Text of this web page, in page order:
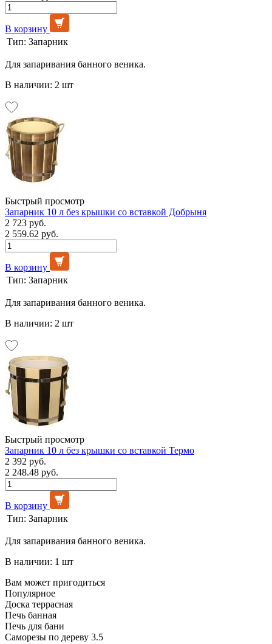
В корзину
Тип: Запарник
Для запаривания банного веника.
В наличии: 2 шт
Быстрый просмотр
Запарник 10 л без крышки со вставкой Добрыня
2 723 руб.
2 559.62 руб.
В корзину
Тип: Запарник
Для запаривания банного веника.
В наличии: 2 шт
Быстрый просмотр
Запарник 10 л без крышки со вставкой Термо
2 392 руб.
2 248.48 руб.
В корзину
Тип: Запарник
Для запаривания банного веника.
В наличии: 1 шт
Вам может пригодиться
Популярное
Доска террасная
Печь банная
Печь для бани
Саморезы по дереву 3.5